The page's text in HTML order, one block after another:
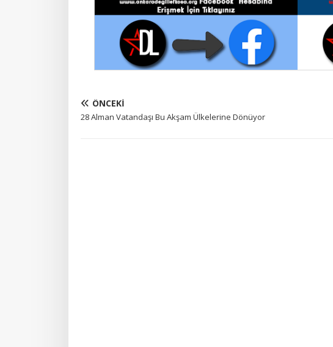
ÖNCEKI
28 Alman Vatandaşı Bu Akşam Ülkelerine Dönüyor